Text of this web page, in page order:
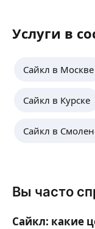
Услуги в
Сайкл в Москве
Сайкл в Курске
Сайкл в
Вы часто
Сайкл: какие